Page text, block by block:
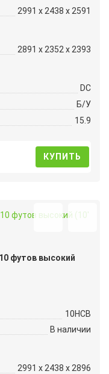
2991 x 2438 x 2591
2891 x 2352 x 2393
DC
Б/У
15.9
КУПИТЬ
футов высокий
10HCB
В наличии
2991 x 2438 x 2896